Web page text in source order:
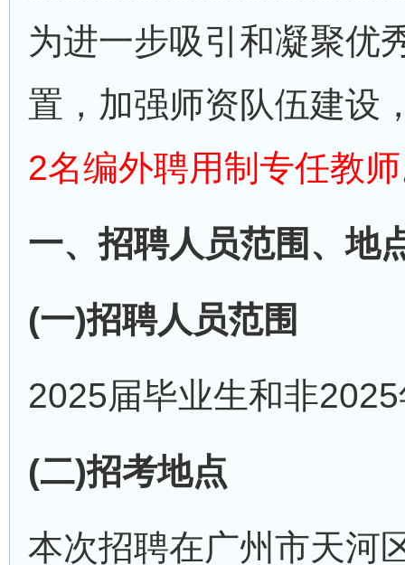
为进一步吸引和凝聚优
置，加强师资队伍建设
2名编外聘用制专任教
一、招聘人员范围、地
(一)招聘人员范围
2025届毕业生和非
(二)招考地点
本次招聘在广州市天河